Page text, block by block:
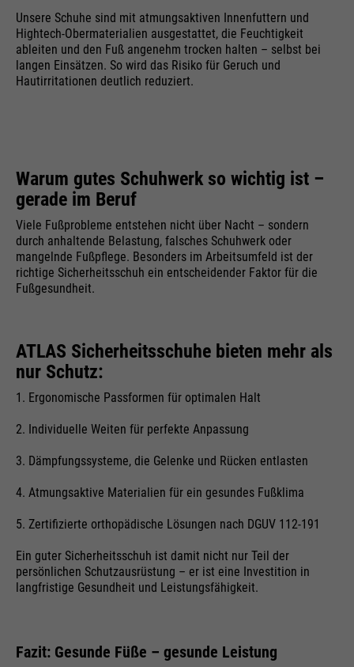
Unsere Schuhe sind mit atmungsaktiven Innenfuttern und
Hightech-Obermaterialien ausgestattet, die Feuchtigkeit
ableiten und den Fuß angenehm trocken halten – selbst bei
langen Einsätzen. So wird das Risiko für Geruch und
Hautirritationen deutlich reduziert.
Warum gutes Schuhwerk so wichtig ist –
gerade im Beruf
Viele Fußprobleme entstehen nicht über Nacht – sondern
durch anhaltende Belastung, falsches Schuhwerk oder
mangelnde Fußpflege. Besonders im Arbeitsumfeld ist der
richtige Sicherheitsschuh ein entscheidender Faktor für die
Fußgesundheit.
ATLAS Sicherheitsschuhe bieten mehr als
nur Schutz:
1. Ergonomische Passformen für optimalen Halt
2. Individuelle Weiten für perfekte Anpassung
3. Dämpfungssysteme, die Gelenke und Rücken entlasten
4. Atmungsaktive Materialien für ein gesundes Fußklima
5. Zertifizierte orthopädische Lösungen nach DGUV 112-191
Ein guter Sicherheitsschuh ist damit nicht nur Teil der
persönlichen Schutzausrüstung – er ist eine Investition in
langfristige Gesundheit und Leistungsfähigkeit.
Fazit: Gesunde Füße – gesunde Leistung